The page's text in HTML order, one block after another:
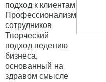
подход к клиентам
Профессионализм
сотрудников
Творческий
подход ведению
бизнеса,
основанный на
здравом смысле